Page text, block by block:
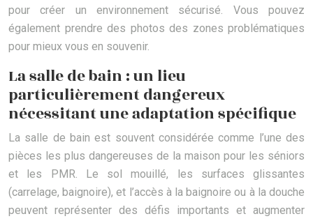
pour créer un environnement sécurisé. Vous pouvez
également prendre des photos des zones problématiques
pour mieux vous en souvenir.
La salle de bain : un lieu
particulièrement dangereux
nécessitant une adaptation spécifique
La salle de bain est souvent considérée comme l’une des
pièces les plus dangereuses de la maison pour les séniors
et les PMR. Le sol mouillé, les surfaces glissantes
(carrelage, baignoire), et l’accès à la baignoire ou à la douche
peuvent représenter des défis importants et augmenter